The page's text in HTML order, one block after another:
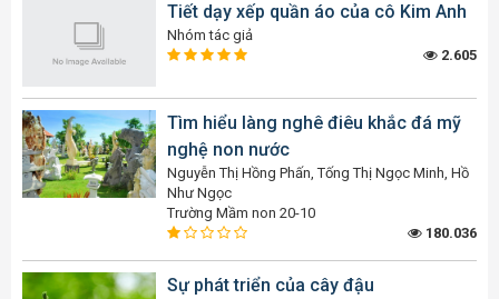
Tiết dạy xếp quần áo của cô Kim Anh
Nhóm tác giả
2.605
Tìm hiểu làng nghê điêu khắc đá mỹ
nghệ non nước
Nguyễn Thị Hồng Phấn, Tống Thị Ngọc Minh, Hồ
Như Ngọc
Trường Mầm non 20-10
180.036
Sự phát triển của cây đậu